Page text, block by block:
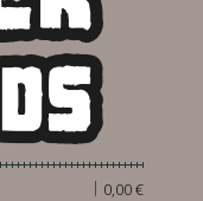
0,00 €
|